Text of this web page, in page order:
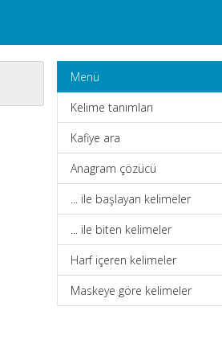
Menü
Kelime tanımları
Kafiye ara
Anagram çözücü
... ile başlayan kelimeler
... ile biten kelimeler
Harf içeren kelimeler
Maskeye göre kelimeler